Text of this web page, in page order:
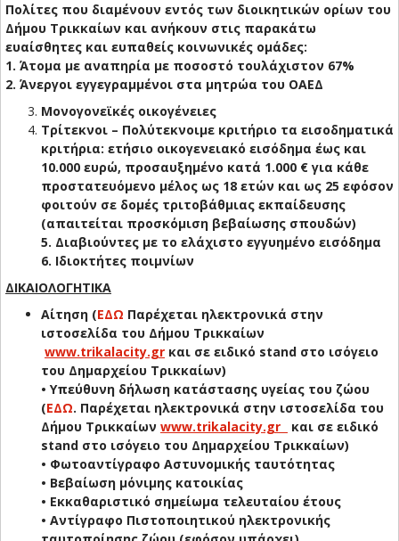
Πολίτες που διαμένουν εντός των διοικητικών ορίων του
Δήμου Τρικκαίων και ανήκουν στις παρακάτω
ευαίσθητες και ευπαθείς κοινωνικές ομάδες:
1. Άτομα με αναπηρία με ποσοστό τουλάχιστον 67%
2. Άνεργοι εγγεγραμμένοι στα μητρώα του ΟΑΕΔ
Μονογονεϊκές οικογένειες
Τρίτεκνοι – Πολύτεκνοιμε κριτήριο τα εισοδηματικά
κριτήρια: ετήσιο οικογενειακό εισόδημα έως και
10.000 ευρώ, προσαυξημένο κατά 1.000 € για κάθε
προστατευόμενο μέλος ως 18 ετών και ως 25 εφόσον
φοιτούν σε δομές τριτοβάθμιας εκπαίδευσης
(απαιτείται προσκόμιση βεβαίωσης σπουδών)
5. Διαβιούντες με το ελάχιστο εγγυημένο εισόδημα
6. Ιδιοκτήτες ποιμνίων
ΔΙΚΑΙΟΛΟΓΗΤΙΚΑ
Αίτηση (ΕΔΩ Παρέχεται ηλεκτρονικά στην
ιστοσελίδα του Δήμου Τρικκαίων
www.trikalacity.gr και σε ειδικό stand στο ισόγειο
του Δημαρχείου Τρικκαίων)
• Υπεύθυνη δήλωση κατάστασης υγείας του ζώου
(ΕΔΩ. Παρέχεται ηλεκτρονικά στην ιστοσελίδα του
Δήμου Τρικκαίων www.trikalacity.gr
και σε ειδικό
stand στο ισόγειο του Δημαρχείου Τρικκαίων)
• Φωτοαντίγραφο Αστυνομικής ταυτότητας
• Βεβαίωση μόνιμης κατοικίας
• Εκκαθαριστικό σημείωμα τελευταίου έτους
• Αντίγραφο Πιστοποιητικού ηλεκτρονικής